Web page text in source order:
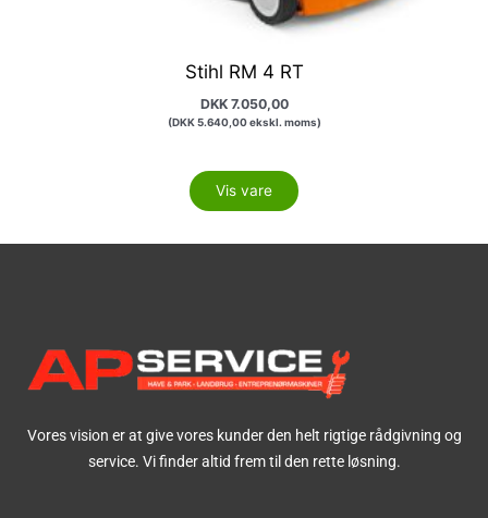
Stihl RM 4 RT
DKK7.050,00
(DKK5.640,00ekskl. moms)
Vis vare
Vores vision er at give vores kunder den helt rigtige rådgivning og
service. Vi finder altid frem til den rette løsning.